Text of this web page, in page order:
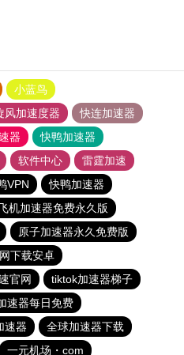
小蓝鸟
风加速度器
快连加速器
器
快鸭加速器
软件中心
雷霆加速
VPN
快鸭加速器
机加速器免费永久版
原子加速器永久免费版
下载安卓
官网
tiktok加速器梯子
速器每日免费
速器
全球加速器下载
一元机场・com